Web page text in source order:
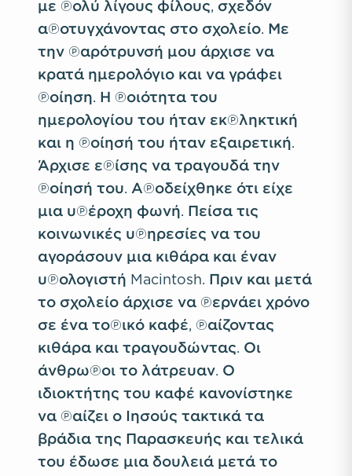
με πολύ λίγους φίλους, σχεδόν
αποτυγχάνοντας στο σχολείο. Με
την παρότρυνσή μου άρχισε να
κρατά ημερολόγιο και να γράφει
ποίηση. Η ποιότητα του
ημερολογίου του ήταν εκπληκτική
και η ποίησή του ήταν εξαιρετική.
Άρχισε επίσης να τραγουδά την
ποίησή του. Αποδείχθηκε ότι είχε
μια υπέροχη φωνή. Πείσα τις
κοινωνικές υπηρεσίες να του
αγοράσουν μια κιθάρα και έναν
υπολογιστή Macintosh. Πριν και μετά
το σχολείο άρχισε να περνάει χρόνο
σε ένα τοπικό καφέ, παίζοντας
κιθάρα και τραγουδώντας. Οι
άνθρωποι το λάτρευαν. Ο
ιδιοκτήτης του καφέ κανονίστηκε
να παίζει ο Ιησούς τακτικά τα
βράδια της Παρασκευής και τελικά
του έδωσε μια δουλειά μετά το